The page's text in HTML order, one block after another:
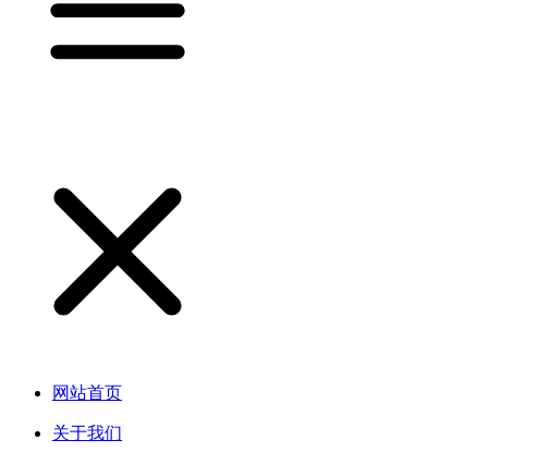
网站首页
关于我们